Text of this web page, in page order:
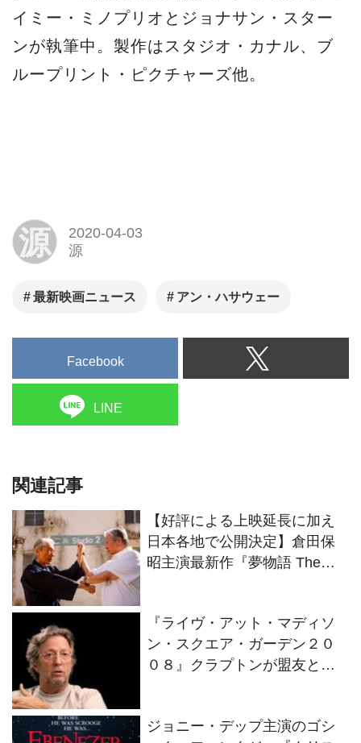
イミー・ミノプリオとジョナサン・スター
ンが執筆中。製作はスタジオ・カナル、ブ
ループリント・ピクチャーズ他。
源
2020-04-03
源
最新映画ニュース アン・ハサウェー
Facebook
LINE
関連記事
【好評による上映延長に加え
日本各地で公開決定】倉田保
昭主演最新作『夢物語 The
『ライヴ・アット・マディソ
ン・スクエア・ガーデン２０
０８』クラプトンが盟友との
ジョニー・デップ主演のゴシ